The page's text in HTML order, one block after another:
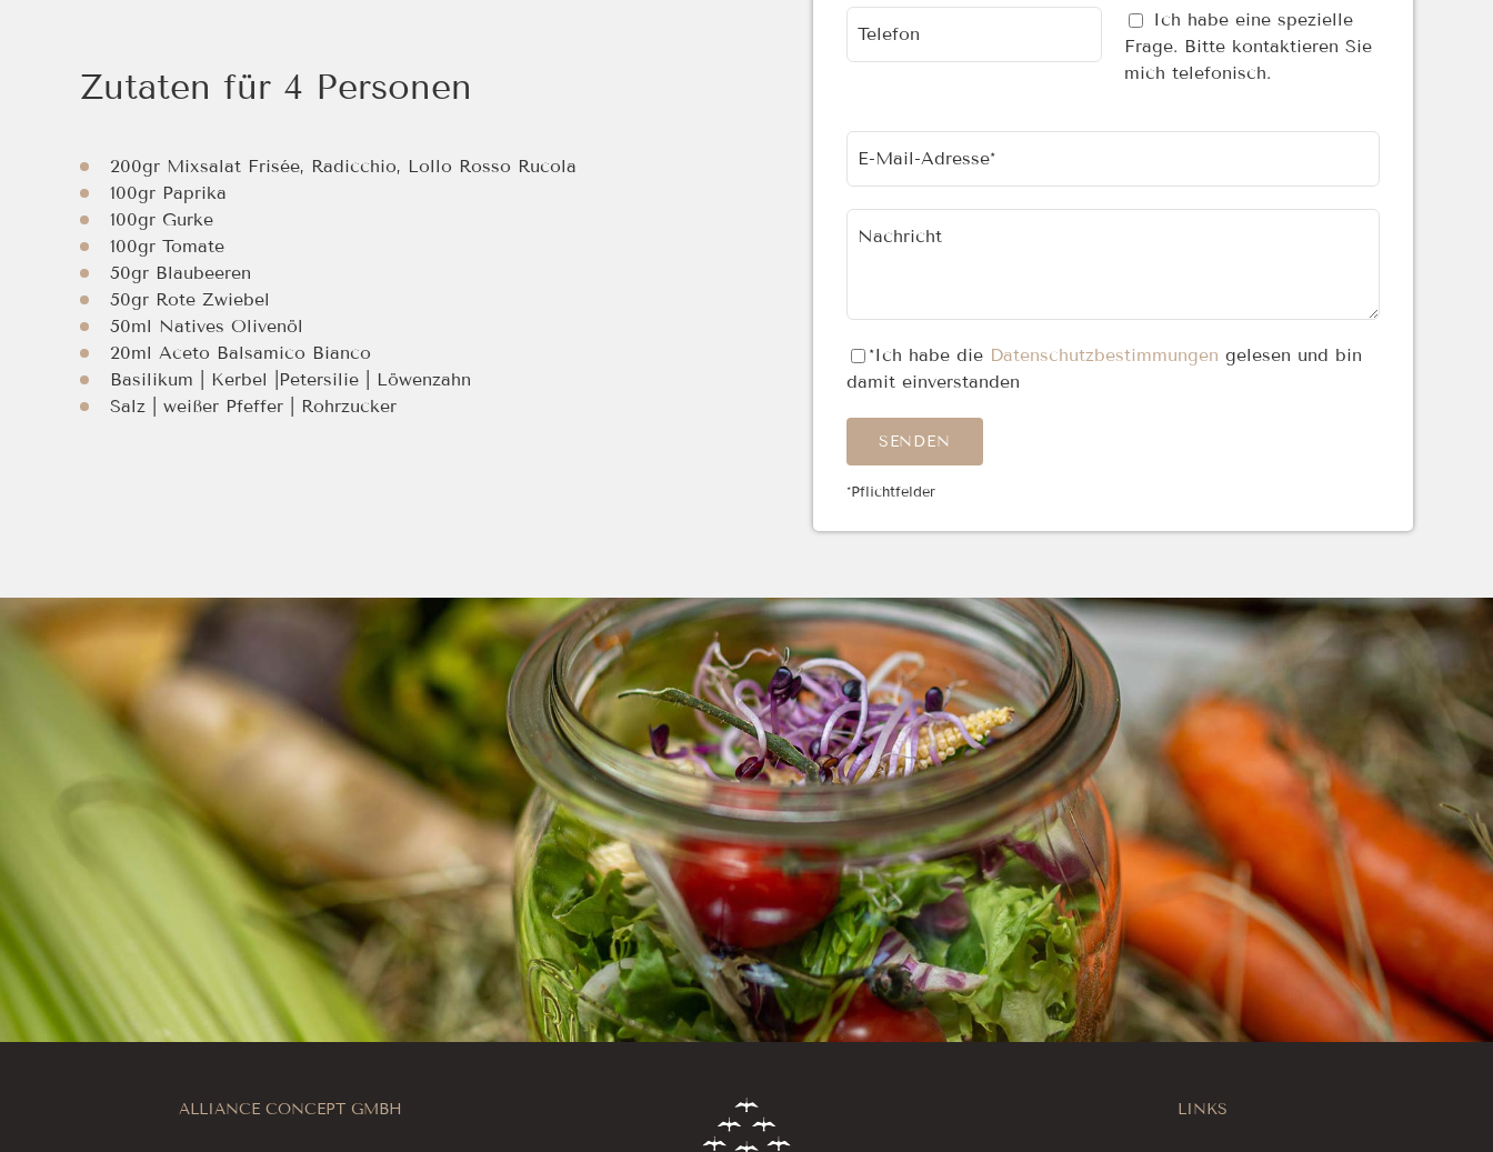
Zutaten für 4 Personen
200gr Mixsalat Frisée, Radicchio, Lollo Rosso Rucola
100gr Paprika
100gr Gurke
100gr Tomate
50gr Blaubeeren
50gr Rote Zwiebel
50ml Natives Olivenöl
20ml Aceto Balsamico Bianco
Basilikum | Kerbel |Petersilie | Löwenzahn
Salz | weißer Pfeffer | Rohrzucker
Telefon
Ich habe eine spezielle
Frage. Bitte kontaktieren Sie
mich telefonisch.
E-Mail-Adresse*
Nachricht
*Ich habe die Datenschutzbestimmungen gelesen und bin
damit einverstanden
Bitte lasse dieses Feld leer.
*Pflichtfelder
ALLIANCE CONCEPT GMBH LINKS